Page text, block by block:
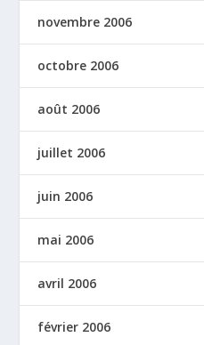
novembre 2006
octobre 2006
août 2006
juillet 2006
juin 2006
mai 2006
avril 2006
février 2006